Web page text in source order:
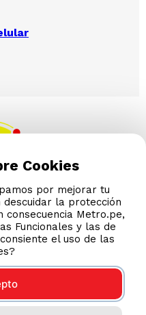
8888
Cookies
por mejorar tu
la protección
Metro.pe,
Funcionales y las de
el uso de las